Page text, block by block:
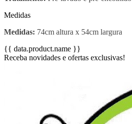
Medidas
Medidas: 74cm altura x 54cm largura
{{ data.product.name }}
Receba novidades e ofertas exclusivas!